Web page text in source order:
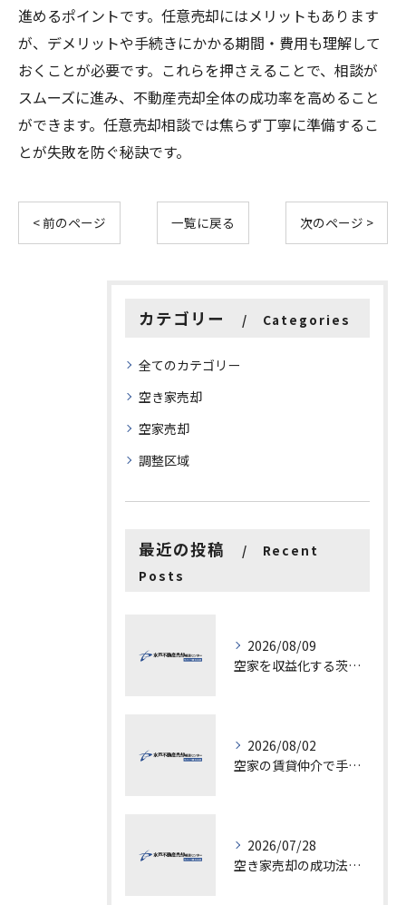
進めるポイントです。任意売却にはメリットもあります
が、デメリットや手続きにかかる期間・費用も理解して
おくことが必要です。これらを押さえることで、相談が
スムーズに進み、不動産売却全体の成功率を高めること
ができます。任意売却相談では焦らず丁寧に準備するこ
とが失敗を防ぐ秘訣です。
< 前のページ 一覧に戻る 次のページ >
カテゴリー Categories
全てのカテゴリー
空き家売却
空家売却
調整区域
最近の投稿
Recent
Posts
2026/08/09
空家を収益化する茨城県水戸市古河市での具体的ステップと成功ポイント
2026/08/02
空家の賃貸仲介で手数料と上限を徹底解説し200万円物件の注意点も紹介
2026/07/28
空き家売却の成功法と注意点